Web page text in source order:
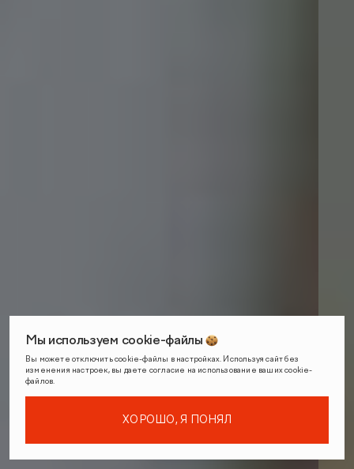
Мы используем cookie-файлы
Вы можете отключить cookie-файлы в настройках. Используя сайт без
изменения настроек, вы даете согласие на использование ваших cookie-
файлов.
ХОРОШО, Я ПОНЯЛ